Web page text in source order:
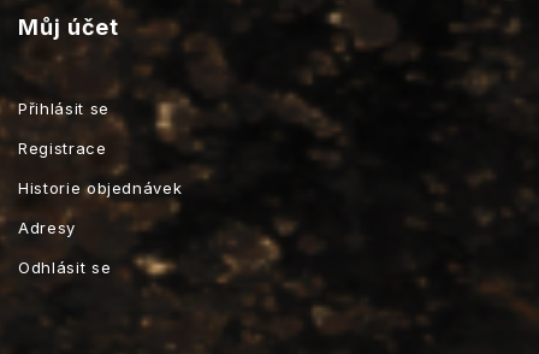
Můj účet
Přihlásit se
Registrace
Historie objednávek
Adresy
Odhlásit se